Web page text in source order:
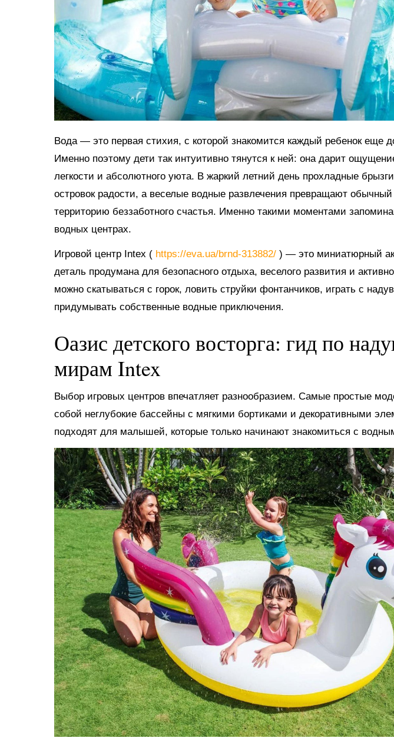
Вода — это первая стихия, с которой знакомится каждый ребенок еще
Именно поэтому дети так интуитивно тянутся к ней: она дарит
легкости и абсолютного уюта. В жаркий летний день прохладные
островок радости, а веселые водные развлечения превращают
территорию беззаботного счастья. Именно такими моментами
водных центрах.
Игровой центр Intex ( https://eva.ua/brnd-313882/ ) — это миниатюрный
деталь продумана для безопасного отдыха, веселого развития и
можно скатываться с горок, ловить струйки фонтанчиков, играть с
придумывать собственные водные приключения.
Оазис детского восторга: гид по
мирам Intex
Выбор игровых центров впечатляет разнообразием. Самые простые
собой неглубокие бассейны с мягкими бортиками и декоративными
подходят для малышей, которые только начинают знакомиться с